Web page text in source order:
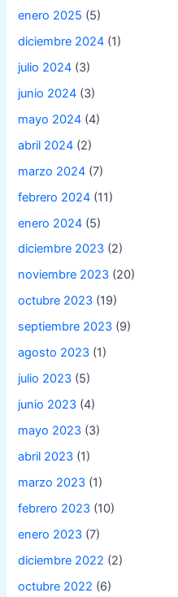
enero 2025 (5)
diciembre 2024 (1)
julio 2024 (3)
junio 2024 (3)
mayo 2024 (4)
abril 2024 (2)
marzo 2024 (7)
febrero 2024 (11)
enero 2024 (5)
diciembre 2023 (2)
noviembre 2023 (20)
octubre 2023 (19)
septiembre 2023 (9)
agosto 2023 (1)
julio 2023 (5)
junio 2023 (4)
mayo 2023 (3)
abril 2023 (1)
marzo 2023 (1)
febrero 2023 (10)
enero 2023 (7)
diciembre 2022 (2)
octubre 2022 (6)